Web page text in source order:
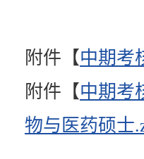
附件【中期考
附件【中期考
物与医药硕士